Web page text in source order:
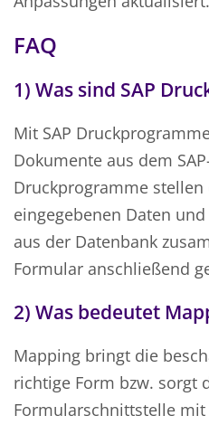
FAQ
1) Was sind SAP
Mit SAP
Dokumente aus dem
Druckprogramme
eingegebenen Daten
aus der Datenbank
Formular anschließend
2) Was bedeutet
Mapping bringt die
richtige Form bzw. sorgt
Formularschnittstelle